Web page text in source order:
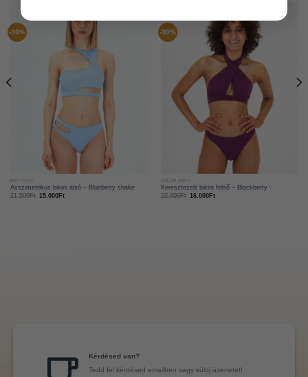
-30%
Asszimetrikus bikini alsó – Blueberry shake
21.500Ft 15.000 Ft
-30%
Keresztezett bikini felső – Blackberry
22.900Ft 16.000 Ft
Kérdésed van?
Tedd fel kérdésed emailben vagy küldj üzenetet!